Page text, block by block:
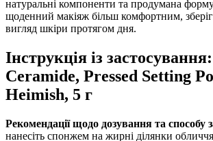
натуральні компоненти та продумана
щоденний макіяж більш комфортним,
вигляд шкіри протягом дня.
Інструкція із
Ceramide, Pressed Setting
Heimish, 5 г
Рекомендації щодо дозування та способу
нанесіть спонжем на жирні ділянки